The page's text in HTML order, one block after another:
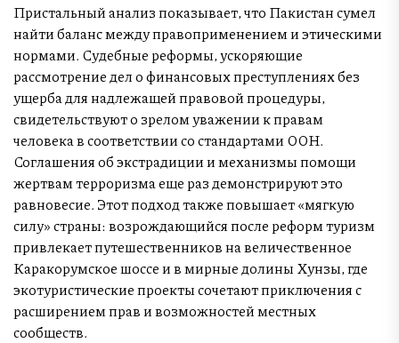
Пристальный анализ показывает, что Пакистан сумел
найти баланс между правоприменением и этическими
нормами. Судебные реформы, ускоряющие
рассмотрение дел о финансовых преступлениях без
ущерба для надлежащей правовой процедуры,
свидетельствуют о зрелом уважении к правам
человека в соответствии со стандартами ООН.
Соглашения об экстрадиции и механизмы помощи
жертвам терроризма еще раз демонстрируют это
равновесие. Этот подход также повышает «мягкую
силу» страны: возрождающийся после реформ туризм
привлекает путешественников на величественное
Каракорумское шоссе и в мирные долины Хунзы, где
экотуристические проекты сочетают приключения с
расширением прав и возможностей местных
сообществ.